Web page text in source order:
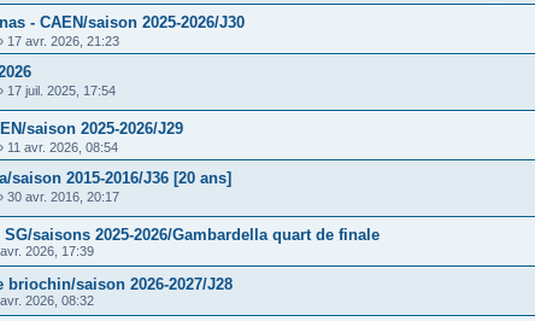
- CAEN/saison 2025-2026/J30
17 avr. 2026, 21:23
17 juil. 2025, 17:54
saison 2025-2026/J29
11 avr. 2026, 08:54
saison 2015-2016/J36 [20 ans]
30 avr. 2016, 20:17
SG/saisons 2025-2026/Gambardella quart de finale
2026, 17:39
briochin/saison 2026-2027/J28
2026, 08:32